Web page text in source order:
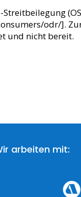
odr/].
und nicht bereit.
arbeiten mit: